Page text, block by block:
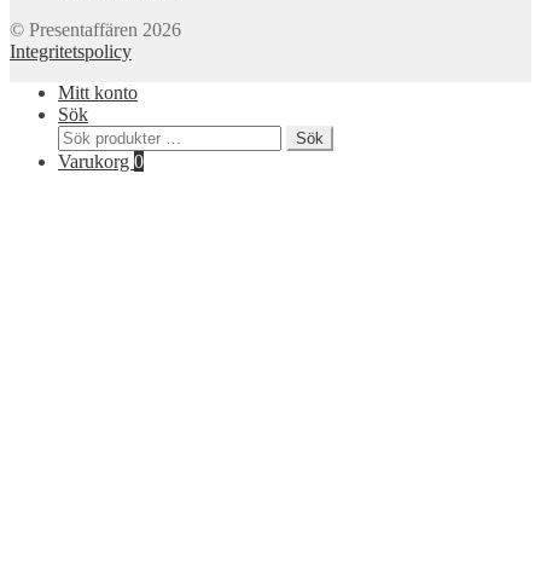
© Presentaffären 2026
Integritetspolicy
Mitt konto
Sök
Sök
efter:
Sök
Varukorg 0